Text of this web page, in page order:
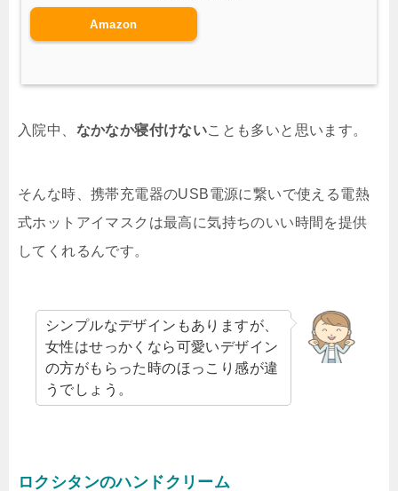
Amazon
入院中、 なかなか寝付けないことも多いと思います。
そんな時、携帯充電器のUSB電源に繋いで使える電熱
式ホットアイマスクは最高に気持ちのいい時間を提供
してくれるんです。
シンプルなデザインもありますが、
女性はせっかくなら可愛いデザイン
の方がもらった時のほっこり感が違
うでしょう。
ロクシタンのハンドクリーム